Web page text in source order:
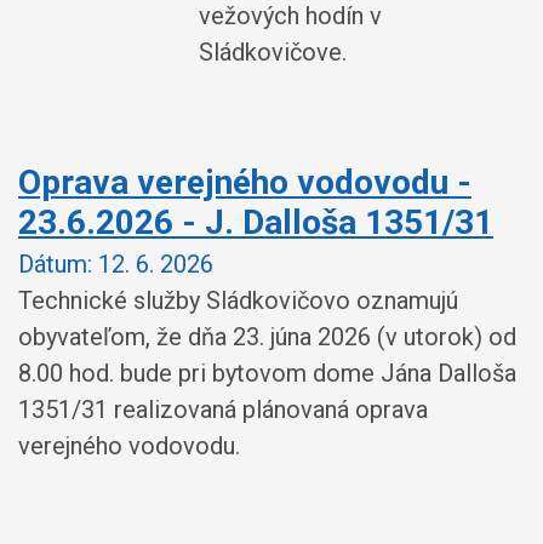
vežových hodín v
Sládkovičove.
Oprava verejného vodovodu -
23.6.2026 - J. Dalloša 1351/31
Dátum: 12. 6. 2026
Technické služby Sládkovičovo oznamujú
obyvateľom, že dňa 23. júna 2026 (v utorok) od
8.00 hod. bude pri bytovom dome Jána Dalloša
1351/31 realizovaná plánovaná oprava
verejného vodovodu.